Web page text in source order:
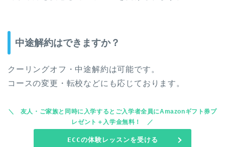
中途解約はできますか？
クーリングオフ・中途解約は可能です。
コースの変更・転校などにも応じております。
友人・ご家族と同時に入学するとご入学者全員にAmazonギフト券プ
レゼント＋入学金無料！
ECCの体験レッスンを受ける